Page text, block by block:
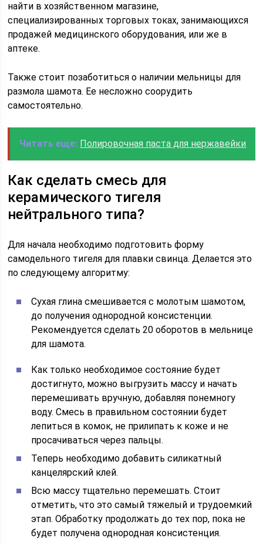
найти в хозяйственном магазине,
специализированных торговых токах, занимающихся
продажей медицинского оборудования, или же в
аптеке.
Также стоит позаботиться о наличии мельницы для
размола шамота. Ее несложно соорудить
самостоятельно.
Читать еще: Полировочная паста для нержавейки
Как сделать смесь для
керамического тигеля
нейтрального типа?
Для начала необходимо подготовить форму
самодельного тигеля для плавки свинца. Делается это
по следующему алгоритму:
Сухая глина смешивается с молотым шамотом,
до получения однородной консистенции.
Рекомендуется сделать 20 оборотов в мельнице
для шамота.
Как только необходимое состояние будет
достигнуто, можно выгрузить массу и начать
перемешивать вручную, добавляя понемногу
воду. Смесь в правильном состоянии будет
лепиться в комок, не прилипать к коже и не
просачиваться через пальцы.
Теперь необходимо добавить силикатный
канцелярский клей.
Всю массу тщательно перемешать. Стоит
отметить, что это самый тяжелый и трудоемкий
этап. Обработку продолжать до тех пор, пока не
будет получена однородная консистенция.